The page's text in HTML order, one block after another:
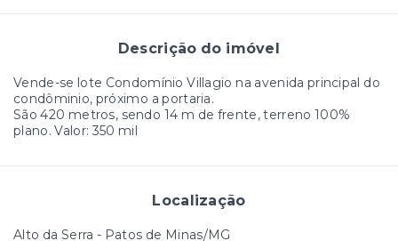
Descrição do imóvel
Vende-se lote Condomínio Villagio na avenida principal do
condôminio, próximo a portaria.
São 420 metros, sendo 14 m de frente, terreno 100%
plano. Valor: 350 mil
Localização
Alto da Serra - Patos de Minas/MG